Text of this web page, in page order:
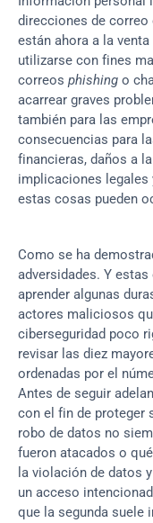
direcciones de
están ahora a la
utilizarse con fines
correos phishing o
acarrear graves
también para las
consecuencias para
financieras, daños a
implicaciones legales
estas cosas pueden
Como se ha
adversidades. Y
aprender algunas
actores maliciosos
ciberseguridad poco
revisar las diez
ordenadas por el
Antes de seguir
con el fin de proteger
robo de datos no
fueron atacados o
la violación de datos
un acceso
que la segunda suele